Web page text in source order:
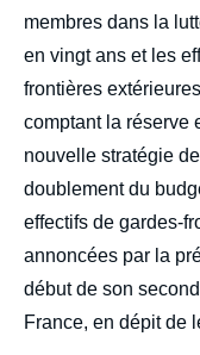
membres dans la
en vingt ans et les
frontières
comptant la réserve
nouvelle stratégie
doublement du
effectifs de gardes-
annoncées par la
début de son
France, en dépit de